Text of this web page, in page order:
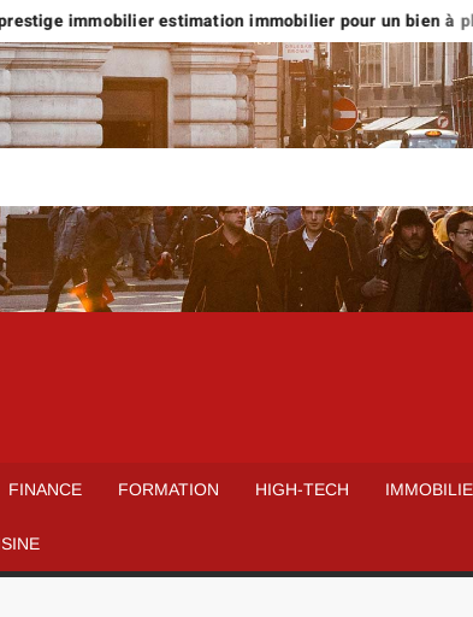
immobilier estimation immobilier pour un bien à plus
FINANCE FORMATION HIGH-TECH